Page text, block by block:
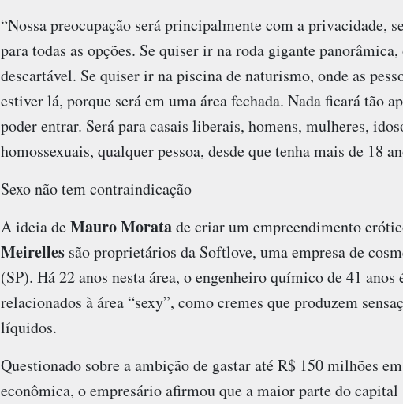
“Nossa preocupação será principalmente com a privacidade,
para todas as opções. Se quiser ir na roda gigante
descartável. Se quiser ir na piscina de naturismo, onde as
estiver lá, porque será em uma área fechada. Nada ficará tão
poder entrar. Será para casais liberais, homens, mulheres,
homossexuais, qualquer pessoa, desde que tenha mais de 18
Sexo não tem contraindicação
A ideia deMauro Moratade criar um empreendimento
Meirellessão proprietários da Softlove, uma empresa de
(SP). Há 22 anos nesta área, o engenheiro químico de 41
relacionados à área “sexy”, como cremes que produzem
líquidos.
Questionado sobre a ambição de gastar até R$ 150 milhões
econômica, o empresário afirmou que a maior parte do